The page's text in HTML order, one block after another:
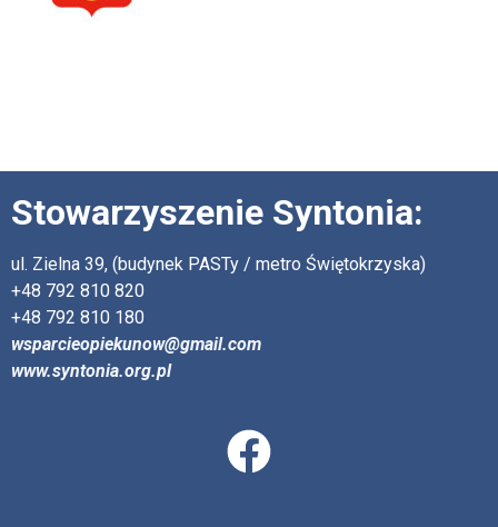
Stowarzyszenie Syntonia:
ul. Zielna 39, (budynek PASTy / metro Świętokrzyska)
+48 792 810 820
+48 792 810 180
wsparcieopiekunow@gmail.com
www.syntonia.org.pl